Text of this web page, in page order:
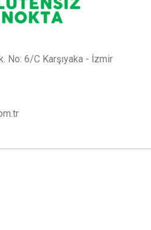
No: 6/C Karşıyaka - İzmir